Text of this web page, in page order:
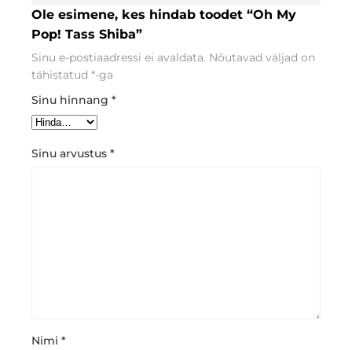
Ole esimene, kes hindab toodet “Oh My
Pop! Tass Shiba”
Sinu e-postiaadressi ei avaldata. Nõutavad väljad on
tähistatud *-ga
Sinu hinnang *
Sinu arvustus *
Nimi *